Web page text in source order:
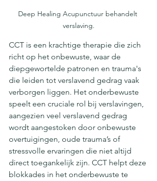
Deep Healing Acupunctuur behandelt
verslaving.
CCT is een krachtige therapie die zich
richt op het onbewuste, waar de
diepgewortelde patronen en trauma's
die leiden tot verslavend gedrag vaak
verborgen liggen. Het onderbewuste
speelt een cruciale rol bij verslavingen,
aangezien veel verslavend gedrag
wordt aangestoken door onbewuste
overtuigingen, oude trauma’s of
stressvolle ervaringen die niet altijd
direct toegankelijk zijn. CCT helpt deze
blokkades in het onderbewuste te